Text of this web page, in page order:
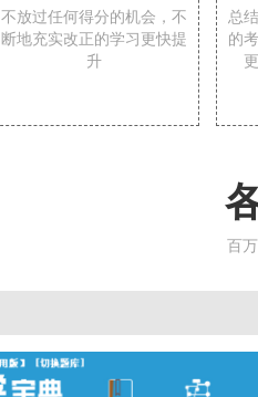
不放过任何得分的机会，不
断地充实改正的学习更快提
升
总
的
百